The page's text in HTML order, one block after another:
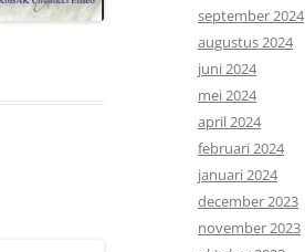
september 2024
augustus 2024
juni 2024
mei 2024
april 2024
februari 2024
januari 2024
december 2023
november 2023